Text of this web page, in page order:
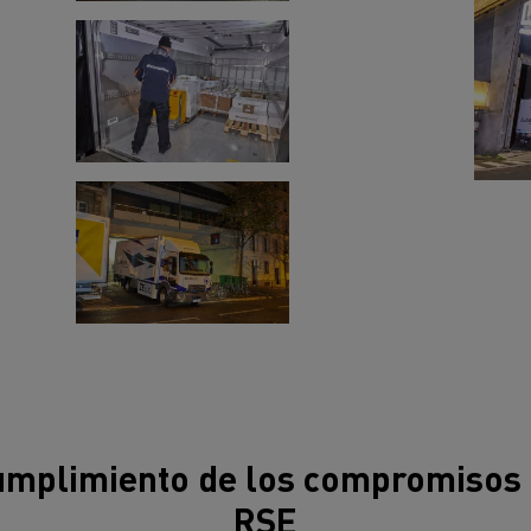
de los compromisos
RSE